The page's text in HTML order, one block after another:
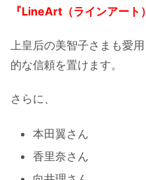
『LineArt（ラインアート
上皇后の美智子さまも愛
的な信頼を置けます。
さらに、
本田翼さん
香里奈さん